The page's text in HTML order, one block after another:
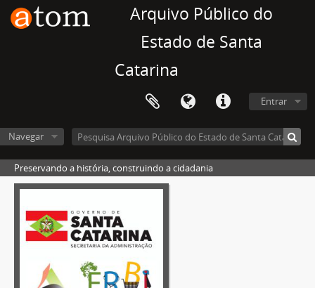
Arquivo Público do
Estado de Santa
Catarina
Entrar
Navegar
Preservando a história, construindo a cidadania